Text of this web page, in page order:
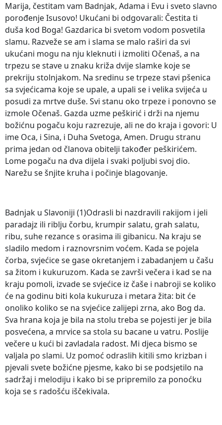
Marija, čestitam vam Badnjak, Adama i Evu i sveto slavno
porođenje Isusovo! Ukućani bi odgovarali: Čestita ti
duša kod Boga! Gazdarica bi svetom vodom posvetila
slamu. Razveže se am i slama se malo raširi da svi
ukućani mogu na nju kleknuti i izmoliti Očenaš, a na
trpezu se stave u znaku križa dvije slamke koje se
prekriju stolnjakom. Na sredinu se trpeze stavi pšenica
sa svjećicama koje se upale, a upali se i velika svijeća u
posudi za mrtve duše. Svi stanu oko trpeze i ponovno se
izmole Očenaš. Gazda uzme peškirić i drži na njemu
božićnu pogaču koju razrezuje, ali ne do kraja i govori: U
ime Oca, i Sina, i Duha Svetoga, Amen. Drugu stranu
prima jedan od članova obitelji također peškirićem.
Lome pogaču na dva dijela i svaki poljubi svoj dio.
Narežu se šnjite kruha i počinje blagovanje.
Badnjak u Slavoniji (1)Odrasli bi nazdravili rakijom i jeli
paradajz ili riblju čorbu, krumpir salatu, grah salatu,
ribu, suhe rezance s orasima ili gibanicu. Na kraju se
sladilo medom i raznovrsnim voćem. Kada se pojela
čorba, svjećice se gase okretanjem i zabadanjem u čašu
sa žitom i kukuruzom. Kada se završi večera i kad se na
kraju pomoli, izvade se svjećice iz čaše i nabroji se koliko
će na godinu biti kola kukuruza i metara žita: bit će
onoliko koliko se na svjećice zalijepi zrna, ako Bog da.
Sva hrana koja je bila na stolu treba se pojesti jer je bila
posvećena, a mrvice sa stola su bacane u vatru. Poslije
večere u kući bi zavladala radost. Mi djeca bismo se
valjala po slami. Uz pomoć odraslih kitili smo krizban i
pjevali svete božićne pjesme, kako bi se podsjetilo na
sadržaj i melodiju i kako bi se pripremilo za ponoćku
koja se s radošću iščekivala.